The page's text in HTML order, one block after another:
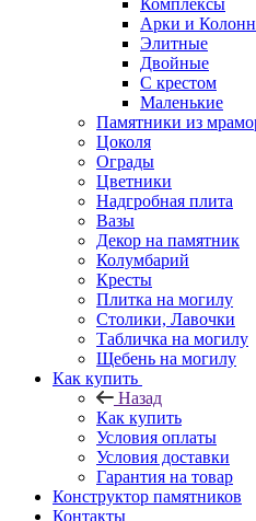
Комплексы
Арки и
Элитные
Двойные
С крестом
Маленькие
Памятники из
Цоколя
Ограды
Цветники
Надгробная плита
Вазы
Декор на памятник
Колумбарий
Кресты
Плитка на могилу
Столики, Лавочки
Табличка на могилу
Щебень на могилу
Как купить
Назад
Как купить
Условия оплаты
Условия доставки
Гарантия на товар
Конструктор памятников
Контакты